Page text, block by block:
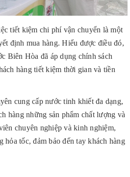
tiết kiệm chi phí vận chuyển là một
định mua hàng. Hiểu được điều đó,
Biên Hòa đã áp dụng chính sách
hàng tiết kiệm thời gian và tiền
cung cấp nước tinh khiết đa dạng,
hàng những sản phẩm chất lượng và
chuyên nghiệp và kinh nghiệm,
hỏa tốc, đảm bảo đến tay khách hàng